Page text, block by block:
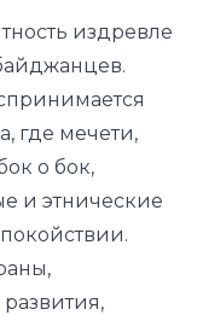
издревле
где мечети,
о бок,
и этнические